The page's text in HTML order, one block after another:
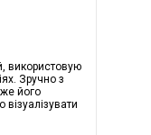
використовую
Зручно з
його